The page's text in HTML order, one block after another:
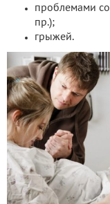
проблемами
пр.);
грыжей.